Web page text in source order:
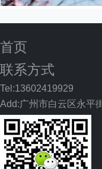
首页
联系方式
Tel:13602419929
Add:广州市白云区永平